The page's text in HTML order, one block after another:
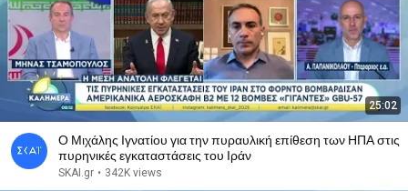
25:02
Ο Μιχάλης Ιγνατίου για την πυραυλική επίθεση των ΗΠΑ στις
πυρηνικές εγκαταστάσεις του Ιράν
SKAI.gr • 342K views